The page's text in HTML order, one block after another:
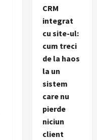
CRM
integrat
cu site-ul:
cum treci
de la haos
la un
sistem
care nu
pierde
niciun
client